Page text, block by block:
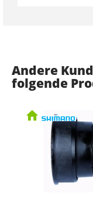
Andere
folgende